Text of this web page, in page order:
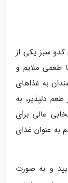
سبز یکی از
طعمی ملایم و
به غذاهای
دلپذیر، به
عالی برای
عنوان غذای
و به صورت